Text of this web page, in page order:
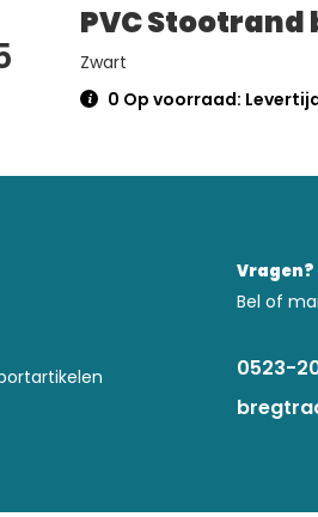
PVC
Zwart
0 Op voorraad:
Vragen?
Bel of
0523-